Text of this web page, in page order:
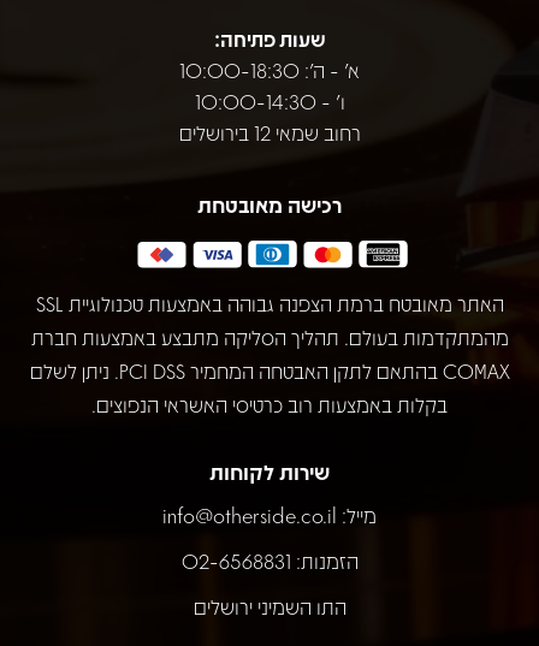
שעות פתיחה:
א' - ה': 10:00-18:30
ו' - 10:00-14:30
רחוב שמאי 12 בירושלים
רכישה מאובטחת
האתר מאובטח ברמת הצפנה גבוהה באמצעות טכנולוגיית SSL
מהמתקדמות בעולם. תהליך הסליקה מתבצע באמצעות חברת
COMAX בהתאם לתקן האבטחה המחמיר PCI DSS. ניתן לשלם
בקלות באמצעות רוב כרטיסי האשראי הנפוצים.
שירות לקוחות
מייל: info@otherside.co.il
הזמנות: 02-6568831
התו השמיני ירושלים